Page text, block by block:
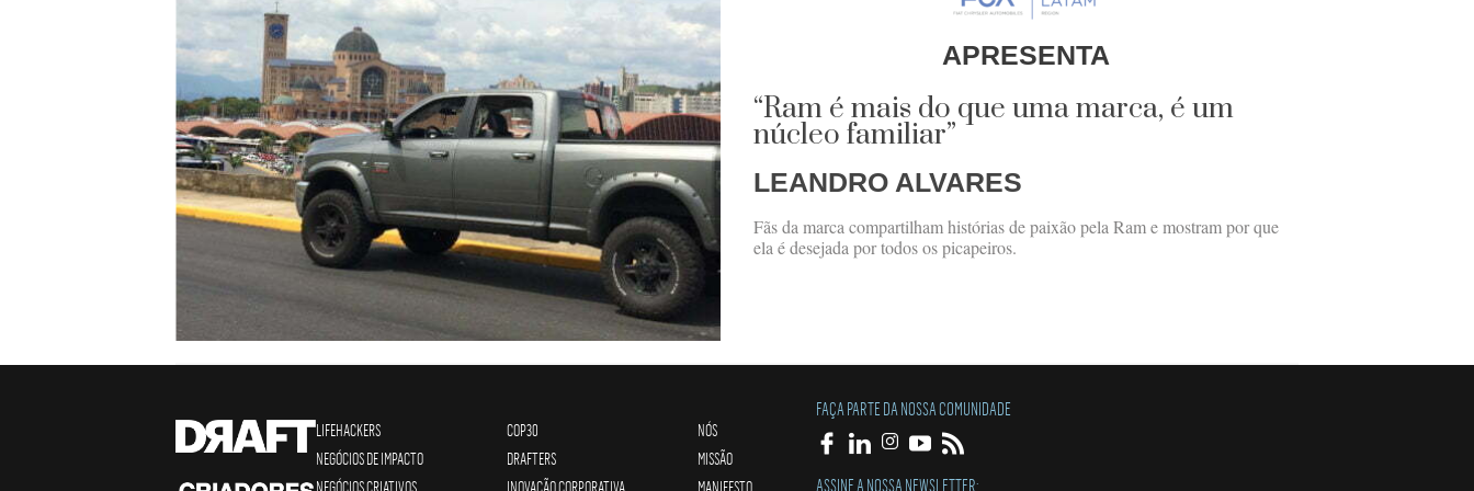
APRESENTA
“Ram é mais do que uma marca, é um
núcleo familiar”
LEANDRO ALVARES
Fãs da marca compartilham histórias de paixão pela Ram e mostram por que
ela é desejada por todos os picapeiros.
LIFEHACKERS
NEGÓCIOS DE IMPACTO
NEGÓCIOS CRIATIVOS
COP30
DRAFTERS
INOVAÇÃO CORPORATIVA
NÓS
MISSÃO
MANIFESTO
FAÇA PARTE DA NOSSA COMUNIDADE
ASSINE A NOSSA NEWSLETTER: